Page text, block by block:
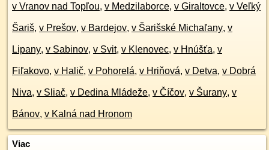
v Vranov nad Topľou, v Medzilaborce, v Giraltovce, v Veľký
Šariš, v Prešov, v Bardejov, v Šarišské Michaľany, v
Lipany, v Sabinov, v Svit, v Klenovec, v Hnúšťa, v
Fiľakovo, v Halič, v Pohorelá, v Hriňová, v Detva, v Dobrá
Niva, v Sliač, v Dedina Mládeže, v Číčov, v Šurany, v
Bánov, v Kalná nad Hronom
Viac